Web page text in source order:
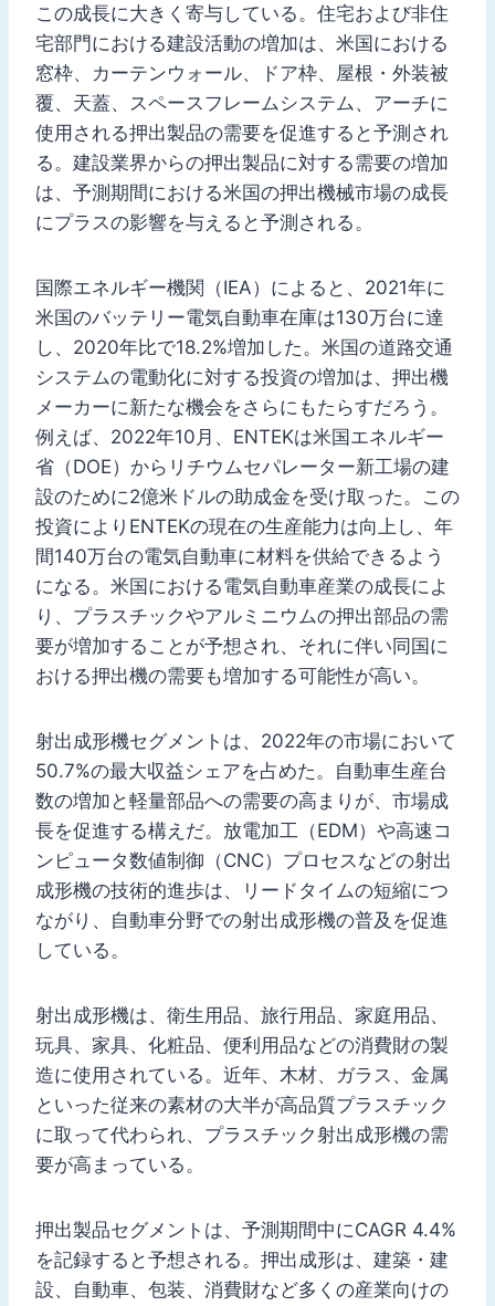
この成長に大きく寄与している。住宅および非住
宅部門における建設活動の増加は、米国における
窓枠、カーテンウォール、ドア枠、屋根・外装被
覆、天蓋、スペースフレームシステム、アーチに
使用される押出製品の需要を促進すると予測され
る。建設業界からの押出製品に対する需要の増加
は、予測期間における米国の押出機械市場の成長
にプラスの影響を与えると予測される。
国際エネルギー機関（IEA）によると、2021年に
米国のバッテリー電気自動車在庫は130万台に達
し、2020年比で18.2%増加した。米国の道路交通
システムの電動化に対する投資の増加は、押出機
メーカーに新たな機会をさらにもたらすだろう。
例えば、2022年10月、ENTEKは米国エネルギー
省（DOE）からリチウムセパレーター新工場の建
設のために2億米ドルの助成金を受け取った。この
投資によりENTEKの現在の生産能力は向上し、年
間140万台の電気自動車に材料を供給できるよう
になる。米国における電気自動車産業の成長によ
り、プラスチックやアルミニウムの押出部品の需
要が増加することが予想され、それに伴い同国に
おける押出機の需要も増加する可能性が高い。
射出成形機セグメントは、2022年の市場において
50.7%の最大収益シェアを占めた。自動車生産台
数の増加と軽量部品への需要の高まりが、市場成
長を促進する構えだ。放電加工（EDM）や高速コ
ンピュータ数値制御（CNC）プロセスなどの射出
成形機の技術的進歩は、リードタイムの短縮につ
ながり、自動車分野での射出成形機の普及を促進
している。
射出成形機は、衛生用品、旅行用品、家庭用品、
玩具、家具、化粧品、便利用品などの消費財の製
造に使用されている。近年、木材、ガラス、金属
といった従来の素材の大半が高品質プラスチック
に取って代わられ、プラスチック射出成形機の需
要が高まっている。
押出製品セグメントは、予測期間中にCAGR 4.4%
を記録すると予想される。押出成形は、建築・建
設、自動車、包装、消費財など多くの産業向けの